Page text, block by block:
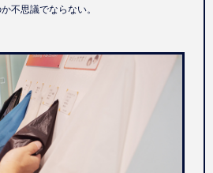
不思議でならない。